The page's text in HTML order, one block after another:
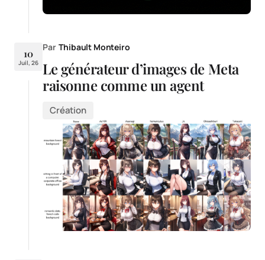
10
Juil, 26
Par Thibault Monteiro
Le générateur d’images de Meta
raisonne comme un agent
Création